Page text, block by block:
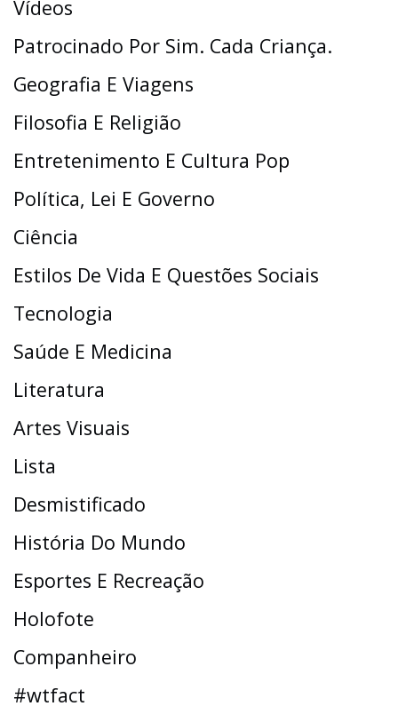
Vídeos
Patrocinado Por Sim. Cada Criança.
Geografia E Viagens
Filosofia E Religião
Entretenimento E Cultura Pop
Política, Lei E Governo
Ciência
Estilos De Vida E Questões Sociais
Tecnologia
Saúde E Medicina
Literatura
Artes Visuais
Lista
Desmistificado
História Do Mundo
Esportes E Recreação
Holofote
Companheiro
#wtfact